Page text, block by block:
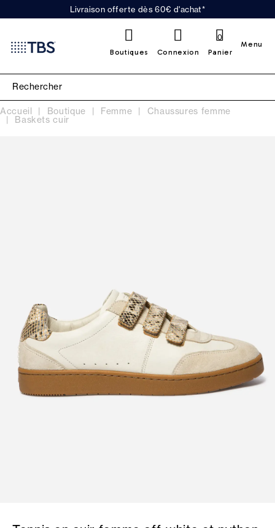
Livraison offerte dès 60€ d'achat*
Boutiques Connexion Panier
0
Menu
Accueil Boutique Femme Chaussures femme
Baskets cuir